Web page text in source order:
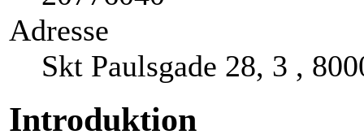
Adresse
Skt Paulsgade 28, 3 ,
Introduktion